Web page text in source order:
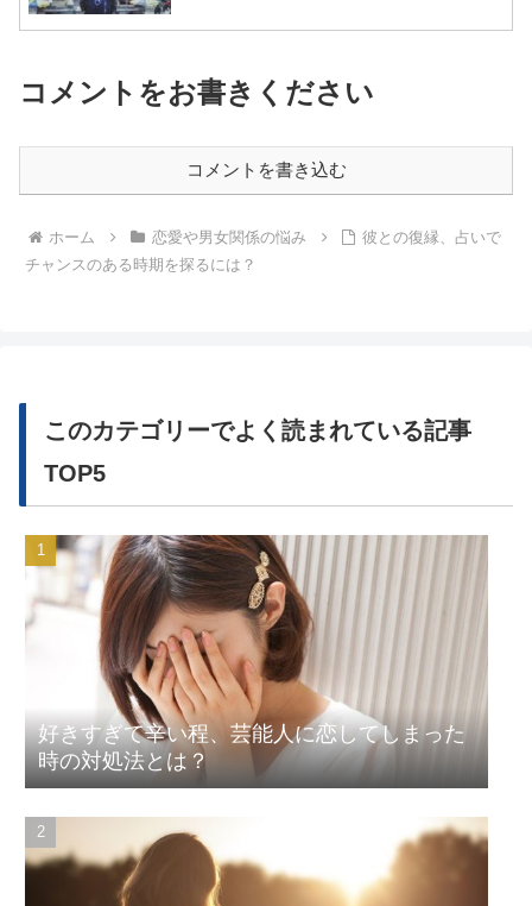
コメントをお書きください
コメントを書き込む
ホーム 恋愛や男女関係の悩み
彼との復縁、占いで
チャンスのある時期を探るには？
このカテゴリーでよく読まれている記事
TOP5
好きすぎて辛い程、芸能人に恋してしまった
時の対処法とは？